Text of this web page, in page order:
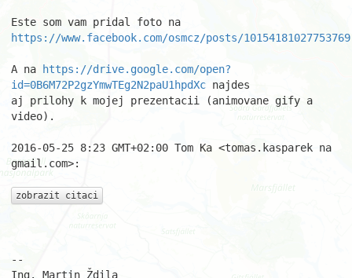
https://www.facebook.com/osmcz/posts/10154181027753769
A na
https://drive.google.com/open?
id=0B6M72P2gzYmwTEg2N2paU1hpdXc najdes
aj prilohy k mojej prezentacii (animovane gify a
video).
2016-05-25 8:23 GMT+02:00 Tom Ka <tomas.kasparek na
gmail.com>:
zobrazit citaci
--
Ing. Martin Ždila